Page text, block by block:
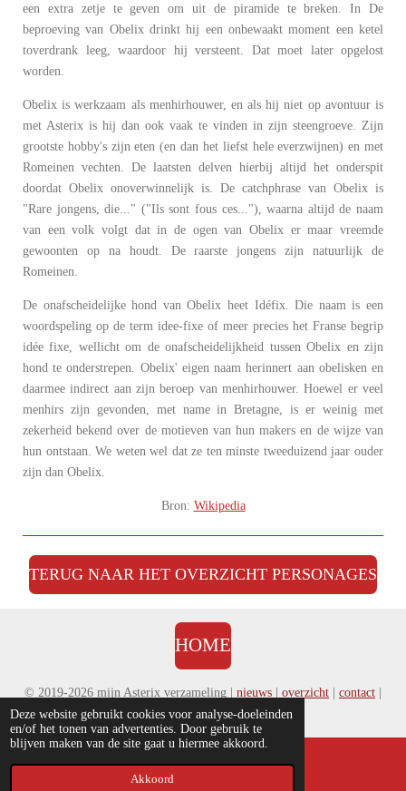
Deze website gebruikt cookies voor analyse-doeleinden
en/of het tonen van advertenties. Door gebruik te
blijven maken van de site gaat u hiermee akkoord.
Akkoord
een extra zetje te geven om uit de piramide te breken. In De
beproeving van Obelix drinkt hij een onbewaakt moment een ketel
toverdrank leeg, waardoor hij versteent. Dat moet later opgelost
worden.
Obelix is werkzaam als menhirhouwer, en als hij niet op avontuur is
met Asterix is hij dan ook vaak te vinden in zijn steengroeve. Zijn
grootste hobby's zijn eten (en dan het liefst hele everzwijnen) en met
Romeinen vechten. De laatsten delven hierbij altijd het onderspit
doordat Obelix onoverwinnelijk is. De catchphrase van Obelix is
"Rare jongens, die..." ("Ils sont fous ces..."), waarna altijd de naam
van een volk volgt dat in de ogen van Obelix er maar vreemde
gewoonten op na houdt. De raarste jongens zijn natuurlijk de
Romeinen.
De onafscheidelijke hond van Obelix heet Idéfix. Die naam is een
woordspeling op de term idee-fixe of meer precies het Franse begrip
idée fixe, wellicht om de onafscheidelijkheid tussen Obelix en zijn
hond te onderstrepen. Obelix' eigen naam herinnert aan obelisken en
daarmee indirect aan zijn beroep van menhirhouwer. Hoewel er veel
menhirs zijn gevonden, met name in Bretagne, is er weinig met
zekerheid bekend over de motieven van hun makers en de wijze van
hun ontstaan. We weten wel dat ze ten minste tweeduizend jaar ouder
zijn dan Obelix.
Bron: Wikipedia
TERUG NAAR HET OVERZICHT PERSONAGES
HOME
© 2019-2026 mijn Asterix verzameling | nieuws overzicht contact
disclaimer|voorwaarden & privacy
E-mailadres